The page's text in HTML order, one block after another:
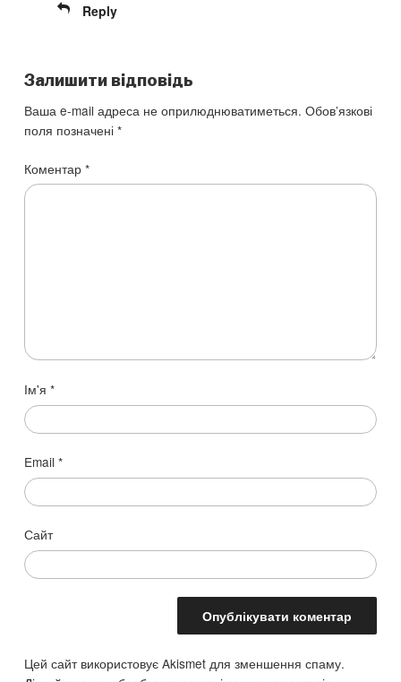
Reply
Залишити відповідь
Ваша e-mail адреса не оприлюднюватиметься. Обов’язкові
поля позначені*
Коментар*
Ім'я*
Email*
Сайт
Цей сайт використовує Akismet для зменшення спаму.